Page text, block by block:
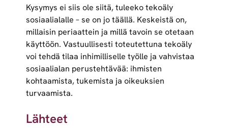
Kysymys ei siis ole siitä, tuleeko tekoäly
sosiaalialalle – se on jo täällä. Keskeistä on,
millaisin periaattein ja millä tavoin se otetaan
käyttöön. Vastuullisesti toteutettuna tekoäly
voi tehdä tilaa inhimilliselle työlle ja vahvistaa
sosiaalialan perustehtävää: ihmisten
kohtaamista, tukemista ja oikeuksien
turvaamista.
Lähteet